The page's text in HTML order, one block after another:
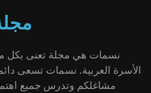
نسمات هي مجلة تعنى بكل
الأسرة العربية. نسمات تسعى
مشاغلكم وتدرس جميع